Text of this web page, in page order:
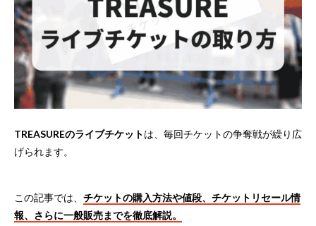
TREASUREのライブチケットは、毎回チケットの争奪戦が繰り広
げられます。
この記事では、 チケットの購入方法や値段、チケットリセール情
報、さらに一般販売までを徹底解説。